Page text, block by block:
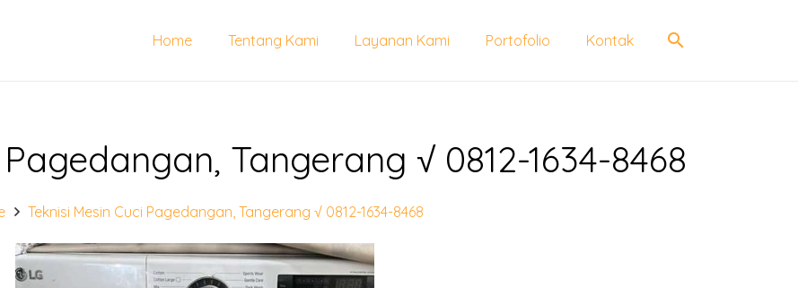
Home Tentang Kami Layanan Kami Portofolio Kontak search
Tangerang √ 0812-1634-8468
Teknisi Mesin Cuci Pagedangan, Tangerang √ 0812-1634-8468